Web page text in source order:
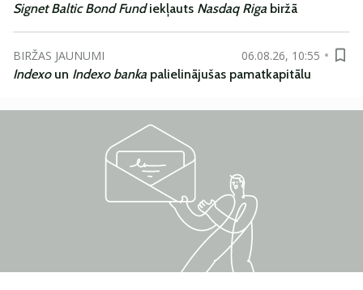
Signet Baltic Bond Fundiekļauts Nasdaq Riga biržā
BIRŽAS JAUNUMI
06.08.26, 10:55
Indexoun Indexo banka palielinājušas pamatkapitālu